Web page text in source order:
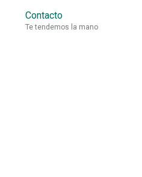
Contacto
Te tendemos la mano